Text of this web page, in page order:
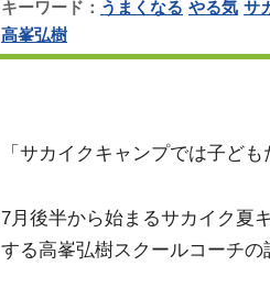
キーワード： うまくなる やる気 サ
高峯弘樹
「サカイクキャンプでは子ど
7月後半から始まるサカイク夏
する高峯弘樹スクールコーチの